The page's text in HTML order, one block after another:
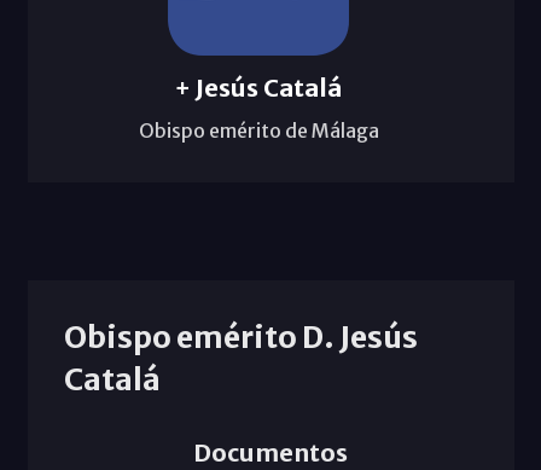
+ Jesús Catalá
Obispo emérito de Málaga
Obispo emérito D. Jesús
Catalá
Documentos